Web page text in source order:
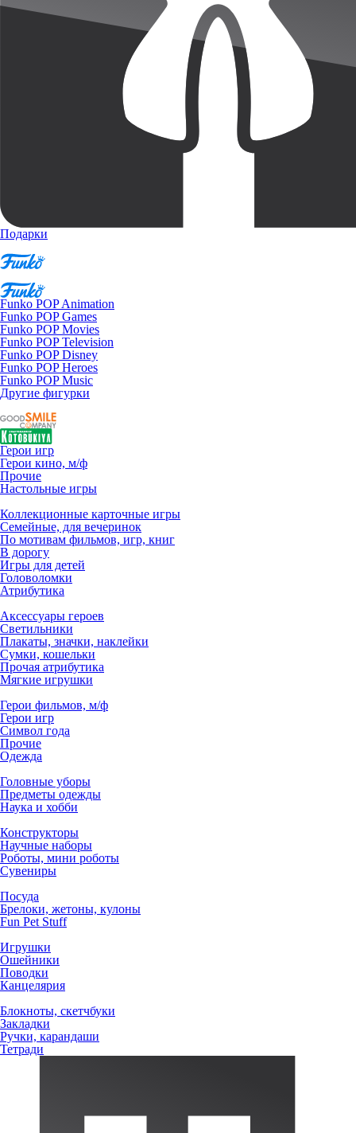
Подарки
Funko POP Animation
Funko POP Games
Funko POP Movies
Funko POP Television
Funko POP Disney
Funko POP Heroes
Funko POP Music
Другие фигурки
Герои игр
Герои кино, м/ф
Прочие
Настольные игры
Коллекционные карточные игры
Семейные, для вечеринок
По мотивам фильмов, игр, книг
В дорогу
Игры для детей
Головоломки
Атрибутика
Аксессуары героев
Светильники
Плакаты, значки, наклейки
Сумки, кошельки
Прочая атрибутика
Мягкие игрушки
Герои фильмов, м/ф
Герои игр
Символ года
Прочие
Одежда
Головные уборы
Предметы одежды
Наука и хобби
Конструкторы
Научные наборы
Роботы, мини роботы
Сувениры
Посуда
Брелоки, жетоны, кулоны
Fun Pet Stuff
Игрушки
Ошейники
Поводки
Канцелярия
Блокноты, скетчбуки
Закладки
Ручки, карандаши
Тетради